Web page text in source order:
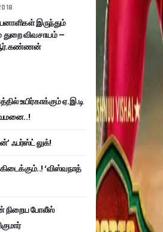
இருந்தும்
துறை விவசாயம் –
உயிர்காக்கும் ஏ.இ.டி
ஃபர்ஸ்ட் லுக்!
‘விஸ்வநாத்
நிறைய போலீஸ்